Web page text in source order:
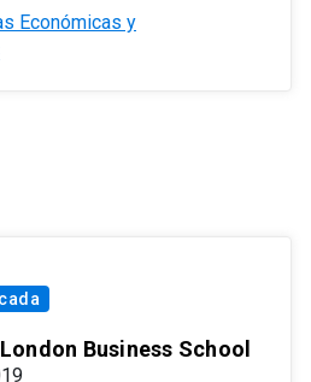
Económicas y
Business School